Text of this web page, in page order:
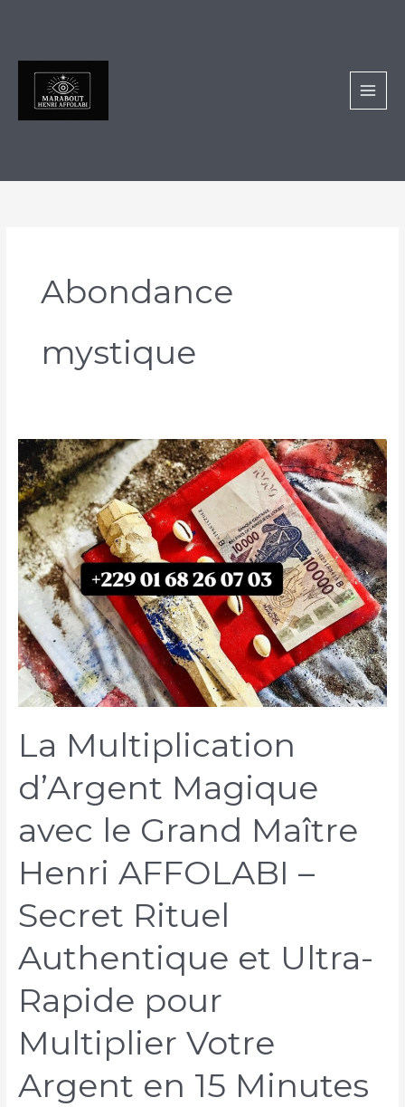
Abondance
mystique
La Multiplication
d’Argent Magique
avec le Grand Maître
Henri AFFOLABI –
Secret Rituel
Authentique et Ultra-
Rapide pour
Multiplier Votre
Argent en 15 Minutes